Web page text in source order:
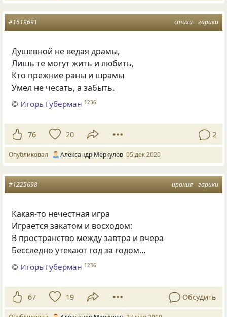
стихи гарики
#1519691
Душевной не ведая драмы,
Лишь те могут жить и любить,
Кто прежние раны и шрамы
Умел не чесать, а забыть.
© Игорь Губерман 1236
76 20 2
Опубликовал Александр Меркулов 05 дек 2020
ирония гарики
#1225698
Какая-то нечестная игра
Играется закатом и восходом:
В пространство между завтра и вчера
Бесследно утекают год за годом…
© Игорь Губерман 1236
67 19 Обсудить